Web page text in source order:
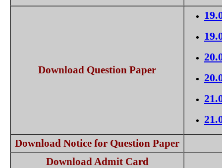
Download Question Paper
Download Notice for Question Paper
Download Admit Card